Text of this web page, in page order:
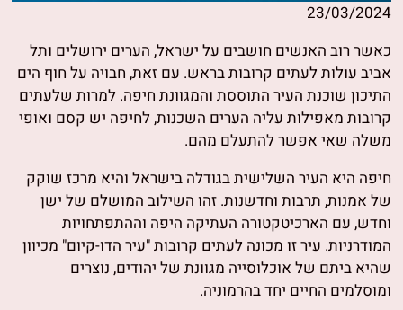
23/03/2024
כאשר רוב האנשים חושבים על ישראל, הערים ירושלים ותל
אביב עולות לעתים קרובות בראש. עם זאת, חבויה על חוף הים
התיכון שוכנת העיר התוססת והמגוונת חיפה. למרות שלעתים
קרובות מאפילות עליה הערים השכנות, לחיפה יש קסם ואופי
משלה שאי אפשר להתעלם מהם.
חיפה היא העיר השלישית בגודלה בישראל והיא מרכז שוקק
של אמנות, תרבות וחדשנות. זהו השילוב המושלם של ישן
וחדש, עם הארכיטקטורה העתיקה היפה וההתפתחויות
המודרניות. עיר זו מכונה לעתים קרובות "עיר הדו-קיום" מכיוון
שהיא ביתם של אוכלוסייה מגוונת של יהודים, נוצרים
ומוסלמים החיים יחד בהרמוניה.